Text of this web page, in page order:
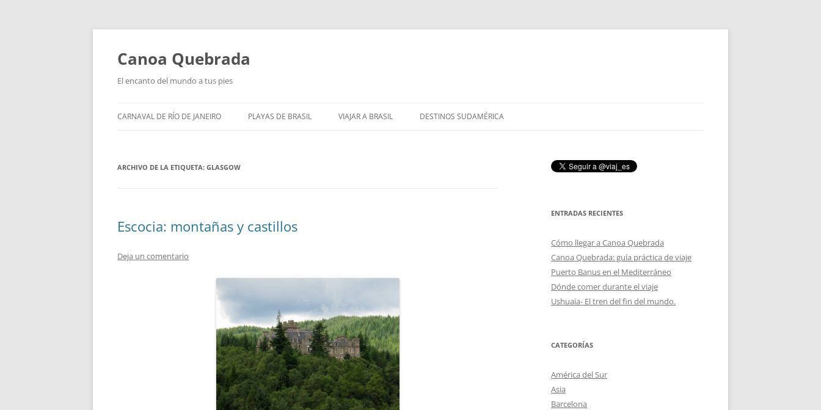
Saltar
Canoa Quebrada
El encanto del mundo a tus pies
CARNAVAL DE RÍO DE JANEIRO PLAYAS DE BRASIL VIAJAR A BRASIL DESTINOS SUDAMÉRICA
ARCHIVO DE LA ETIQUETA: GLASGOW
Escocia: montañas y castillos
Deja un comentario
ENTRADAS RECIENTES
Cómo llegar a Canoa Quebrada
Canoa Quebrada: guía práctica de viaje
Puerto Banus en el Mediterráneo
Dónde comer durante el viaje
Ushuaia- El tren del fin del mundo.
CATEGORÍAS
América del Sur
Asia
Barcelona